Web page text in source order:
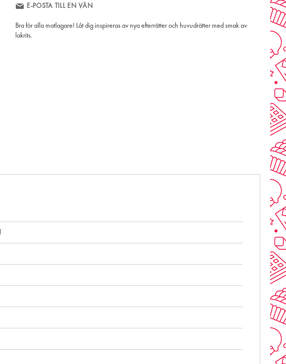
E-POSTA TILL EN VÄN
Bra för alla matlagare! Låt dig inspireras av nya efterrätter och huvudrätter med smak av
lakrits.